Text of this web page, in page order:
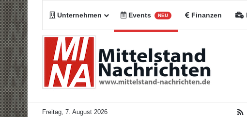
Unternehmen Events NEU Finanzen
Freitag, 7. August 2026